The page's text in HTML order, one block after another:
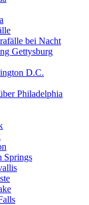
bei Nacht
Gettysburg
D.C.
Philadelphia
Springs